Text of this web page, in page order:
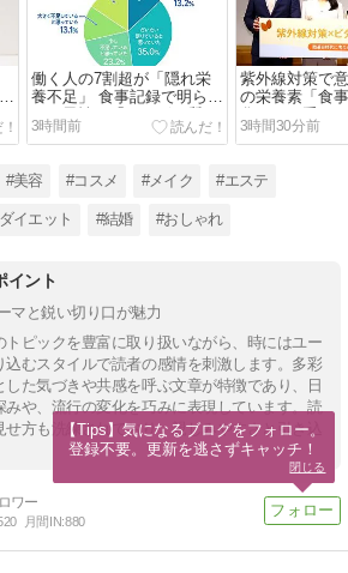
働く人の7割超が「隠れ栄
養不足」 食事記録で明らか
に…男性は「たんぱく質」
が最多、女性は? – あすけ
3時間前
紫外線対策で
の栄養素「食
化ケアも重要
チ」「肌本来
3時間30分前
#美容 #コスメ #メイク #エステ
イエット #結婚 #おしゃれ
イント
マと鋭い切り口が魅力
ピックを豊富に取り扱いながら、時にはユー
込むスタイルで読者の感情を刺激します。多彩
た気づきや共感を呼ぶ文章が特徴であり、日
や、流行の変化を巧みに表現しています。読
方も洗練されており、親しみやすさと引き込
月間IN:880
【Tips】気になるブログをフォロー。
登録不要。更新を逃さずキャッチ！
閉じる